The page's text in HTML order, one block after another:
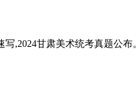
,2024甘肃美术统考真题公布。